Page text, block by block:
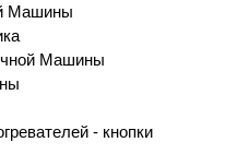
Машины
Машины
- кнопки